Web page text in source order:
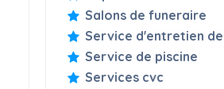
Salons de funeraire
Service d'entretien
Service de piscine
Services cvc